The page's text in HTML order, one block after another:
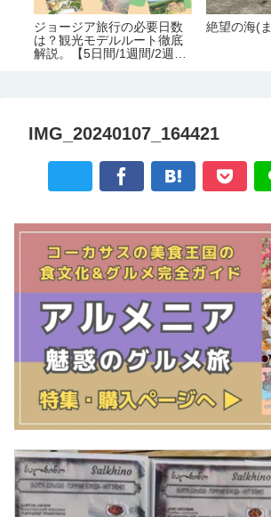
ジョージア旅行の必要日数
は？観光モデルルート徹底
解説。【5日間/1週間/2週
絶望の海(
IMG_20240107_164421